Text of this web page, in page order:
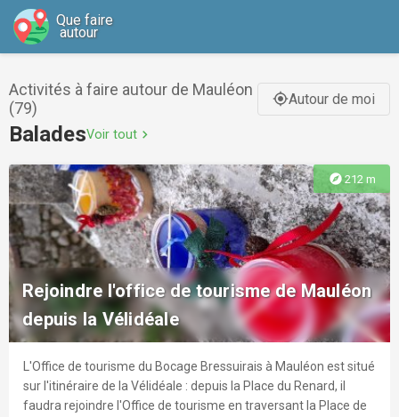
Que faire
autour
Activités à faire autour de Mauléon
(79)
gps_fixedAutour de moi
BaladesVoir tout chevron_right
explore 212 m
Rejoindre l'office de tourisme de Mauléon
depuis la Vélidéale
L'Office de tourisme du Bocage Bressuirais à Mauléon est situé
sur l'itinéraire de la Vélidéale : depuis la Place du Renard, il
faudra rejoindre l'Office de tourisme en traversant la Place de